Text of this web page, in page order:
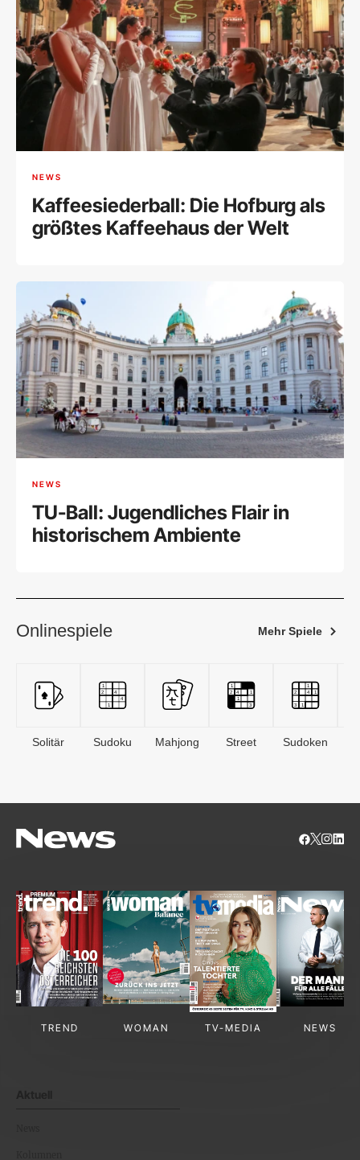
NEWS
Kaffeesiederball: Die Hofburg als
größtes Kaffeehaus der Welt
NEWS
TU-Ball: Jugendliches Flair in
historischem Ambiente
Onlinespiele Mehr Spiele
Solitär Sudoku Mahjong Street Sudoken
TREND WOMAN TV-MEDIA NEWS